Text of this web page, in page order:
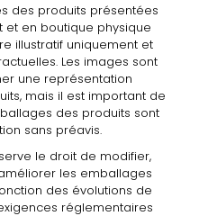
des produits présentées
et en boutique physique
illustratif uniquement et
. Les images sont
une représentation
mais il est important de
des produits sont
sans préavis.
le droit de modifier,
les emballages
des évolutions de
réglementaires